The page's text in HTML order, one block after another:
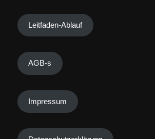
Leitfaden-Ablauf
AGB-s
Impressum